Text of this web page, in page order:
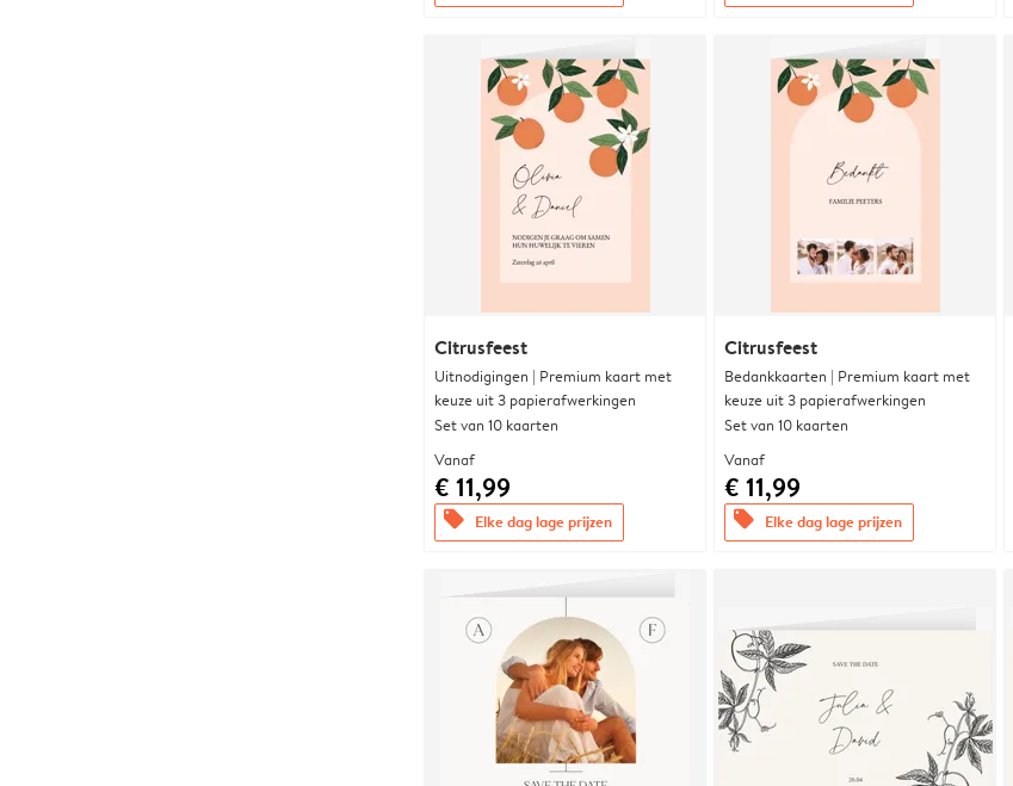
Citrusfeest
Uitnodigingen | Premium kaart met
keuze uit 3 papierafwerkingen
Set van 10 kaarten
Vanaf
€ 11,99
offers Elke dag lage prijzen
Citrusfeest
Bedankkaarten | Premium kaart met
keuze uit 3 papierafwerkingen
Set van 10 kaarten
Vanaf
€ 11,99
offers Elke dag lage prijzen